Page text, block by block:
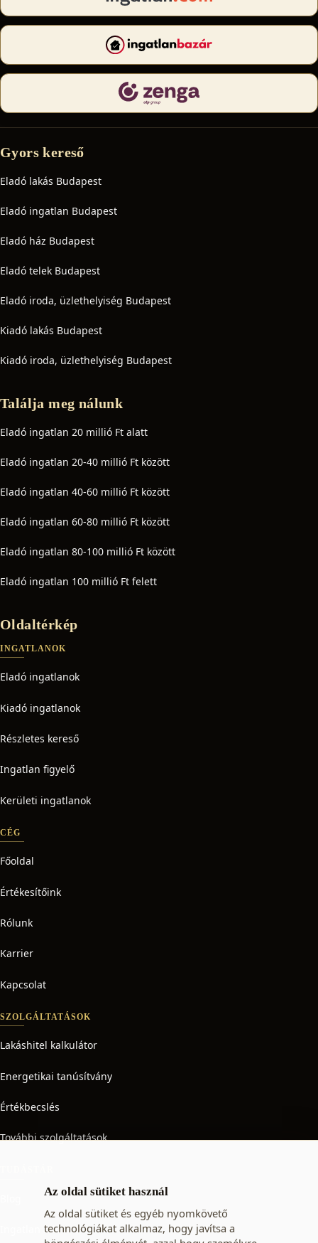
Az oldal sütiket használ
Az oldal sütiket és egyéb nyomkövető
technológiákat alkalmaz, hogy javítsa a
Gyors kereső
Eladó lakás Budapest
Eladó ingatlan Budapest
Eladó ház Budapest
Eladó telek Budapest
Eladó iroda, üzlethelyiség Budapest
Kiadó lakás Budapest
Kiadó iroda, üzlethelyiség Budapest
Találja meg nálunk
Eladó ingatlan 20 millió Ft alatt
Eladó ingatlan 20-40 millió Ft között
Eladó ingatlan 40-60 millió Ft között
Eladó ingatlan 60-80 millió Ft között
Eladó ingatlan 80-100 millió Ft között
Eladó ingatlan 100 millió Ft felett
Oldaltérkép
INGATLANOK
Eladó ingatlanok
Kiadó ingatlanok
Részletes kereső
Ingatlan figyelő
Kerületi ingatlanok
CÉG
Főoldal
Értékesítőink
Rólunk
Karrier
Kapcsolat
SZOLGÁLTATÁSOK
Lakáshitel kalkulátor
Energetikai tanúsítvány
Értékbecslés
További szolgáltatások
Ingatlan adó